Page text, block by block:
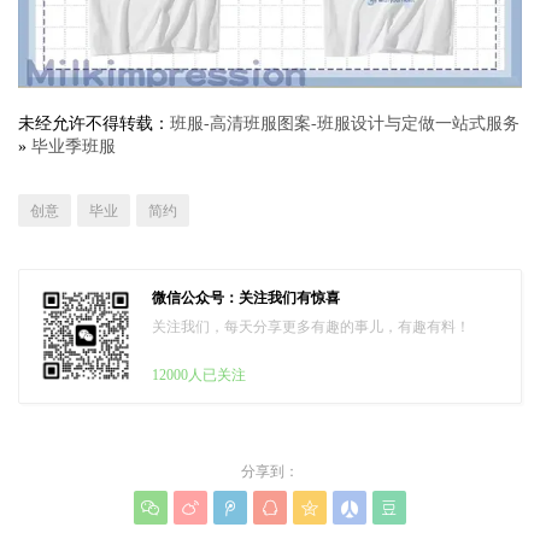
未经允许不得转载： 班服-高清班服图案-班服设计与定做一站式服务
» 毕业季班服
创意 毕业 简约
微信公众号：关注我们有惊喜
关注我们，每天分享更多有趣的事儿，有趣有料！
12000人已关注
分享到：
      